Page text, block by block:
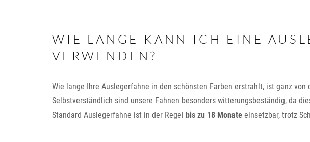
WIE LANGE KANN ICH EINE
VERWENDEN?
Wie lange Ihre Auslegerfahne in den schönsten Farben erstrahlt, ist ganz von
Selbstverständlich sind unsere Fahnen besonders witterungsbeständig, da
Standard Auslegerfahne ist in der Regel bis zu 18 Monate einsetzbar, trotz